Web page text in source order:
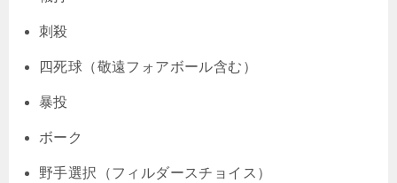
刺殺
四死球（敬遠フォアボール含む）
暴投
ボーク
野手選択（フィルダースチョイス）